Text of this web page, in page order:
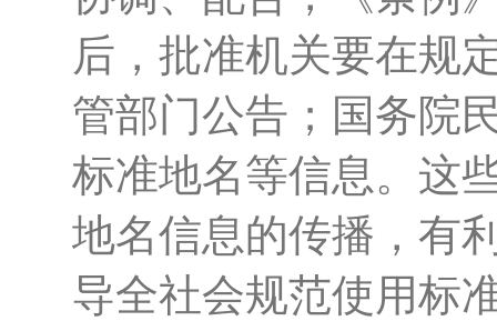
后，批准机关要在规
管部门公告；国务院
标准地名等信息。这
地名信息的传播，有
导全社会规范使用标